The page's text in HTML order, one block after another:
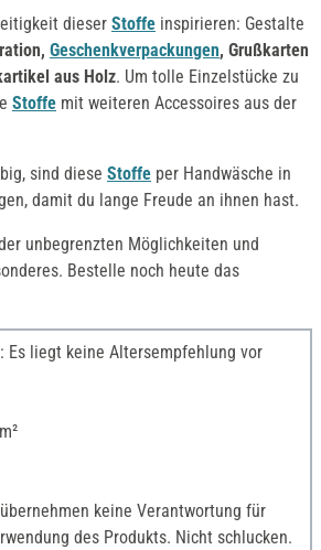
dieser Stoffe inspirieren: Gestalte
Geschenkverpackungen, Grußkarten
aus Holz. Um tolle Einzelstücke zu
Stoffe mit weiteren Accessoires aus der
sind diese Stoffe per Handwäsche in
damit du lange Freude an ihnen hast.
unbegrenzten Möglichkeiten und
Bestelle noch heute das
Es liegt keine Altersempfehlung vor
keine Verantwortung für
des Produkts. Nicht schlucken.